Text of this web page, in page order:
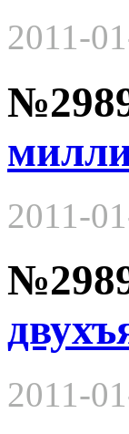
2011-
2011-
2011-